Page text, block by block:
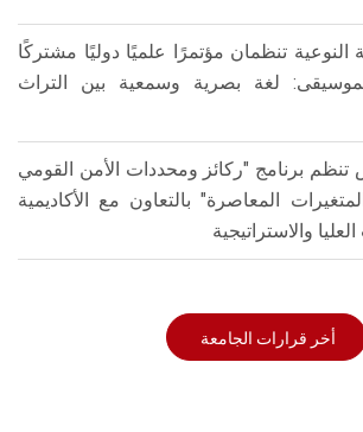
النوعية تنظمان مؤتمرًا علميًا دوليًا مشتركًا
لغة بصرية وسمعية بين التراث
برنامج "ركائز ومحددات الأمن القومي
المعاصرة" بالتعاون مع الأكاديمية
والاستراتيجية
أخر قرارات الجامعة